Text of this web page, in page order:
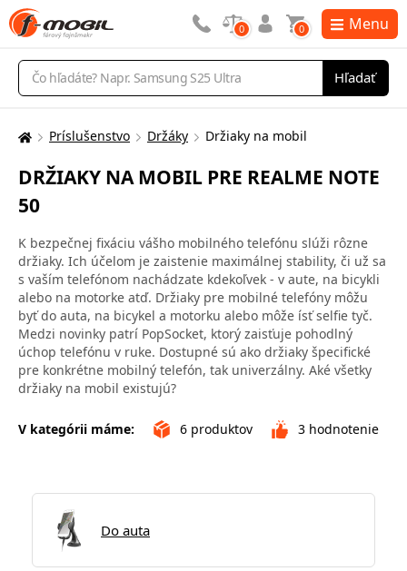
Vyhľadávanie
Hľadať
0 0 Menu
Tu
nachádzate:
Príslušenstvo Držáky Držiaky na mobil
DRŽIAKY NA MOBIL PRE REALME NOTE
50
K bezpečnej fixáciu vášho mobilného telefónu slúži rôzne
držiaky. Ich účelom je zaistenie maximálnej stability, či už sa
s vaším telefónom nachádzate kdekoľvek - v aute, na bicykli
alebo na motorke atď. Držiaky pre mobilné telefóny môžu
byť do auta, na bicykel a motorku alebo môže ísť selfie tyč.
Medzi novinky patrí PopSocket, ktorý zaisťuje pohodlný
úchop telefónu v ruke. Dostupné sú ako držiaky špecifické
pre konkrétne mobilný telefón, tak univerzálny. Aké všetky
držiaky na mobil existujú?
V kategórii máme: 6 produktov 3 hodnotenie
Do auta